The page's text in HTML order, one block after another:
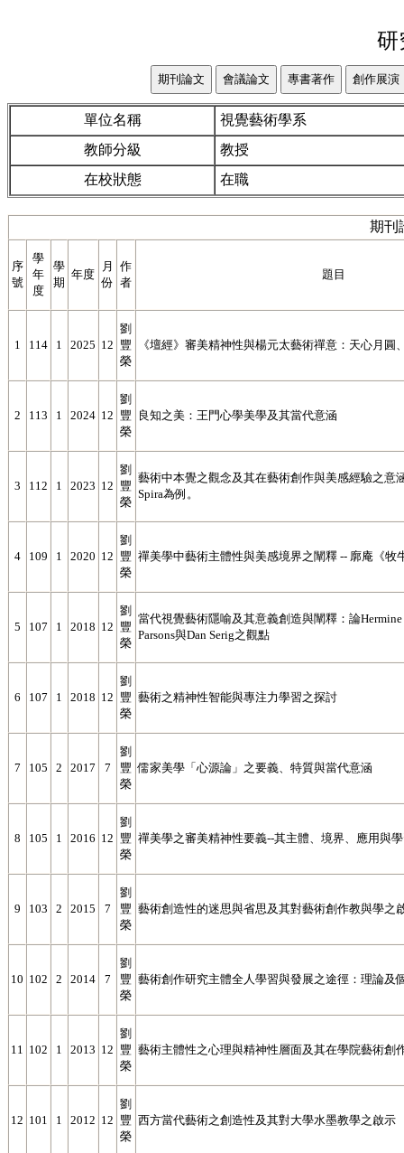
研
單位名稱
視覺藝術學系
教師分級
教授
在校狀態
在職
期刊
序
號
學
年
度
學
期
年度
月
份
作
者
題目
1 114 1 2025 12
劉
豐
榮
《壇經》審美精神性與楊元太藝術禪意：天心月圓
2 113 1 2024 12
劉
豐
榮
良知之美：王門心學美學及其當代意涵
3 112 1 2023 12
劉
豐
榮
藝術中本覺之觀念及其在藝術創作與美感經驗之意
Spira為例。
4 109 1 2020 12
劉
豐
榮
禪美學中藝術主體性與美感境界之闡釋 -- 廓庵《牧
5 107 1 2018 12
劉
豐
榮
當代視覺藝術隱喻及其意義創造與闡釋：論
Parsons與Dan Serig之觀點
6 107 1 2018 12
劉
豐
榮
藝術之精神性智能與專注力學習之探討
7 105 2 2017 7
劉
豐
榮
儒家美學「心源論」之要義、特質與當代意涵
8 105 1 2016 12
劉
豐
榮
禪美學之審美精神性要義--其主體、境界、應用與
9 103 2 2015 7
劉
豐
榮
藝術創造性的迷思與省思及其對藝術創作教與學之
10 102 2 2014 7
劉
豐
榮
藝術創作研究主體全人學習與發展之途徑：理論及
11 102 1 2013 12
劉
豐
榮
藝術主體性之心理與精神性層面及其在學院藝術創
12 101 1 2012 12
劉
豐
榮
西方當代藝術之創造性及其對大學水墨教學之啟示